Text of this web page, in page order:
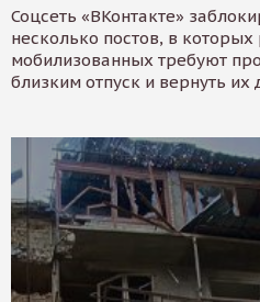
Соцсеть «ВКонтакте»
несколько постов, в
мобилизованных требуют
близким отпуск и вернуть их